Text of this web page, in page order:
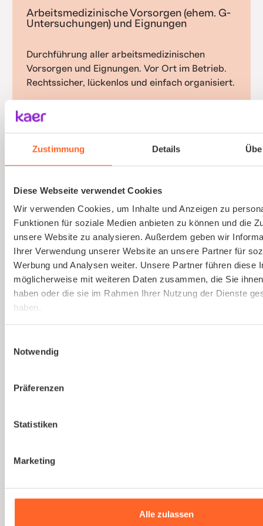
Zustimmung Details
Diese Webseite verwendet Cookies
Wir verwenden Cookies, um Inhalte und Anzeigen zu
Funktionen für soziale Medien anbieten zu können und die
unsere Website zu analysieren. Außerdem geben wir
Ihrer Verwendung unserer Website an unsere Partner für
Werbung und Analysen weiter. Unsere Partner führen diese
möglicherweise mit weiteren Daten zusammen, die Sie
haben oder die sie im Rahmen Ihrer Nutzung der Dienste
haben.
Notwendig
Präferenzen
Statistiken
Marketing
Alle zulassen
Arbeitsmedizinische Vorsorgen (ehem. G-
Untersuchungen) und Eignungen
Durchführung aller arbeitsmedizinischen
Vorsorgen und Eignungen. Vor Ort im Betrieb.
Rechtssicher, lückenlos und einfach organisiert.
Mehr erfahren
Belastungen
Psychische Belastungen am Arbeitsplatz mit
validierten Verfahren und einfacher
Durchführung erfassen.
Gesetzlich vorgeschriebene
Gefährdungsbeurteilung einfach erstellen
lassen.
kaer
ist?